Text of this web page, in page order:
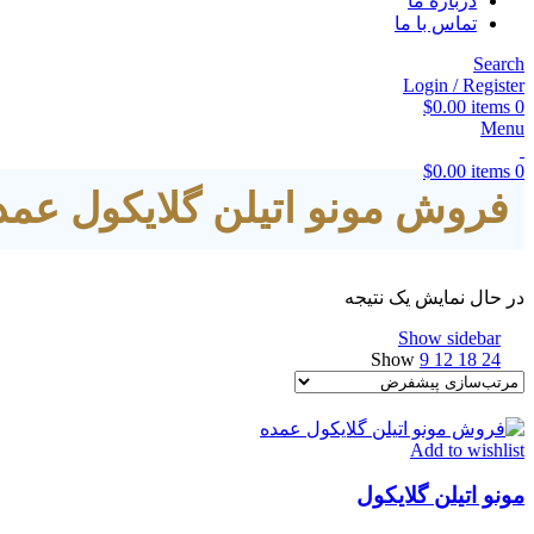
تماس با ما
Search
Login / Register
0
items
$0.00
Menu
0
items
$0.00
فروش مونو اتیلن گلایکول
در حال نمایش یک نتیجه
Show sidebar
Show 9 12 18 24
Add to wishlist
مونو اتیلن گلایکول